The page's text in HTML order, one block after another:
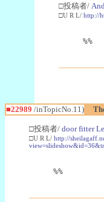
□投稿者/
□U R L/ http://
%%
■22989 /inTopicNo.11)
□投稿者/ door fitter
□U R L/ http://
%%